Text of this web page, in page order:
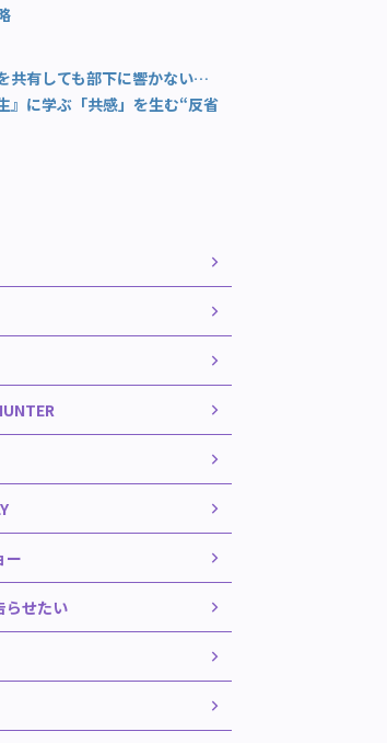
共有しても部下に響かない…
』に学ぶ「共感」を生む“反省
ー
らせたい